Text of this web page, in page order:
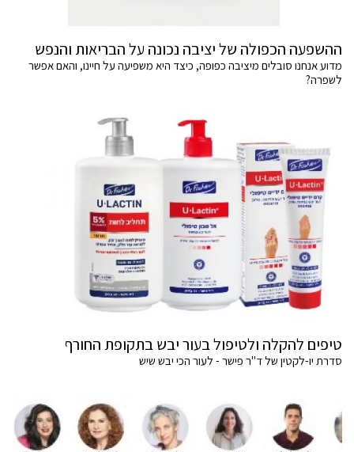
ההשפעה הכפולה של יציבה נכונה על הבריאות והנפש
מדוע אנחנו סובלים מיציבה כפופה, כיצד היא משפיעה על חיינו, והאם אפשר
לשפרה?
טיפים להקלה ולטיפול בעור יבש בתקופת החורף
סדרת יו-לקטין של ד"ר פישר - לעור הכי יבש שיש